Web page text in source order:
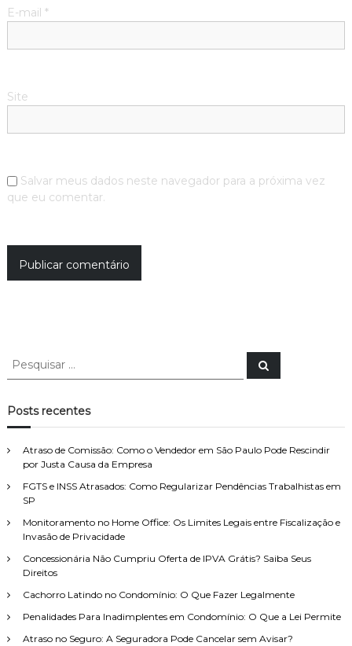
E-mail *
Site
Salvar meus dados neste navegador para a próxima vez
que eu comentar.
P
q
u
s
r
o
:
P
e
s
Posts recentes
Atraso de Comissão: Como o Vendedor em São Paulo Pode Rescindir
por Justa Causa da Empresa
FGTS e INSS Atrasados: Como Regularizar Pendências Trabalhistas em
SP
Monitoramento no Home Office: Os Limites Legais entre Fiscalização e
Invasão de Privacidade
Concessionária Não Cumpriu Oferta de IPVA Grátis? Saiba Seus
Direitos
Cachorro Latindo no Condomínio: O Que Fazer Legalmente
Penalidades Para Inadimplentes em Condomínio: O Que a Lei Permite
Atraso no Seguro: A Seguradora Pode Cancelar sem Avisar?